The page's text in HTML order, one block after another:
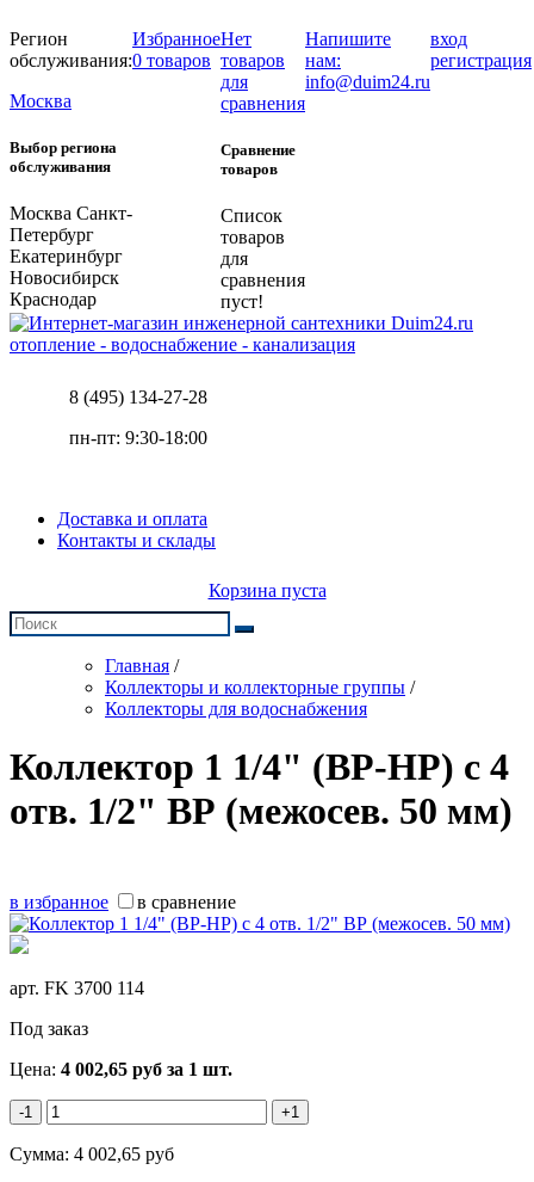
Регион
обслуживания:
Москва
Выбор региона
обслуживания
Москва Санкт-
Петербург
Екатеринбург
Новосибирск
Краснодар
Избранное
0 товаров
Нет
товаров
для
сравнения
Сравнение
товаров
Список
товаров
для
сравнения
пуст!
Напишите
нам:
info@duim24.ru
вход
регистрация
отопление - водоснабжение - канализация
8 (495) 134-27-28
пн-пт: 9:30-18:00
Доставка и оплата
Контакты и склады
Корзина пуста
Главная /
Коллекторы и коллекторные группы /
Коллекторы для водоснабжения
Коллектор 1 1/4" (ВР-НР) с 4
отв. 1/2" ВР (межосев. 50 мм)
в избранное в сравнение
арт. FK 3700 114
Под заказ
Цена: 4 002,65 руб за 1 шт.
-1 +1
Сумма: 4 002,65 руб